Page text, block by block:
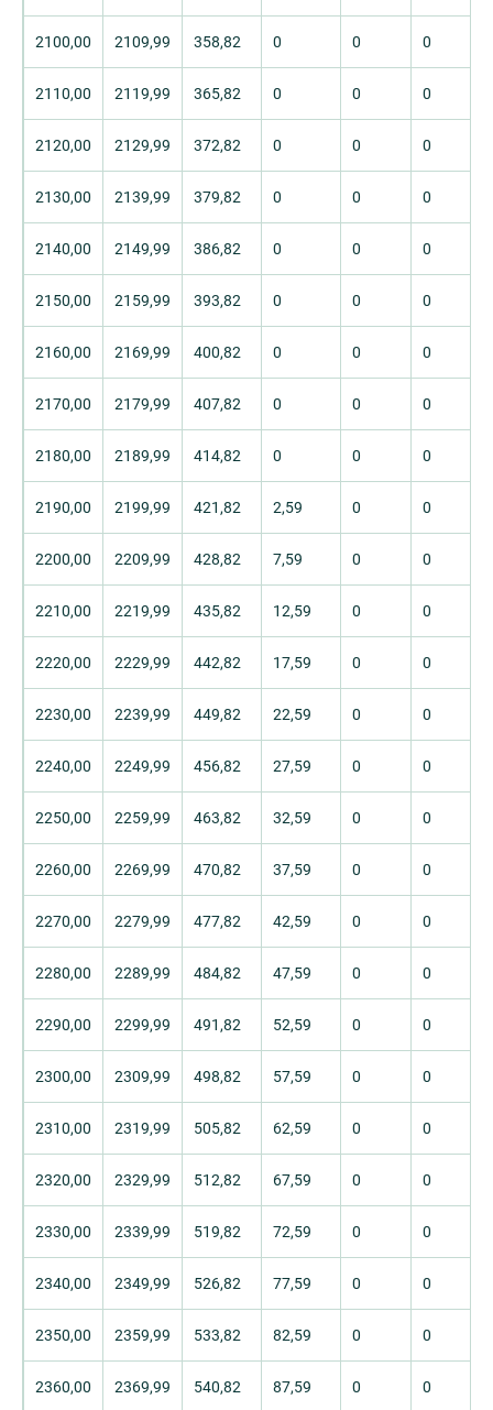
2100,00 2109,99 358,82 0 0 0
2110,00 2119,99 365,82 0 0 0
2120,00 2129,99 372,82 0 0 0
2130,00 2139,99 379,82 0 0 0
2140,00 2149,99 386,82 0 0 0
2150,00 2159,99 393,82 0 0 0
2160,00 2169,99 400,82 0 0 0
2170,00 2179,99 407,82 0 0 0
2180,00 2189,99 414,82 0 0 0
2190,00 2199,99 421,82 2,59 0 0
2200,00 2209,99 428,82 7,59 0 0
2210,00 2219,99 435,82 12,59 0 0
2220,00 2229,99 442,82 17,59 0 0
2230,00 2239,99 449,82 22,59 0 0
2240,00 2249,99 456,82 27,59 0 0
2250,00 2259,99 463,82 32,59 0 0
2260,00 2269,99 470,82 37,59 0 0
2270,00 2279,99 477,82 42,59 0 0
2280,00 2289,99 484,82 47,59 0 0
2290,00 2299,99 491,82 52,59 0 0
2300,00 2309,99 498,82 57,59 0 0
2310,00 2319,99 505,82 62,59 0 0
2320,00 2329,99 512,82 67,59 0 0
2330,00 2339,99 519,82 72,59 0 0
2340,00 2349,99 526,82 77,59 0 0
2350,00 2359,99 533,82 82,59 0 0
2360,00 2369,99 540,82 87,59 0 0